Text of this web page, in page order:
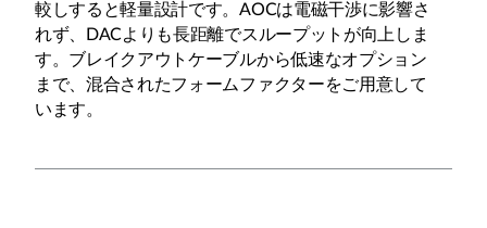
較しすると軽量設計です。AOCは電磁干渉に影響さ
れず、DACよりも長距離でスループットが向上しま
す。ブレイクアウトケーブルから低速なオプション
まで、混合されたフォームファクターをご用意して
います。